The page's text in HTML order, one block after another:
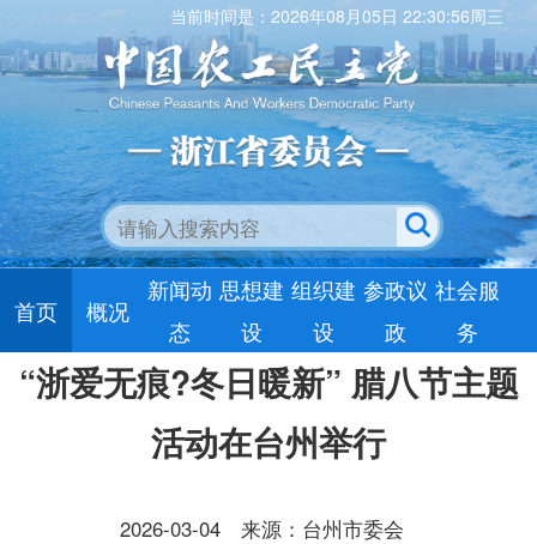
当前时间是：2026年08月05日 22:30:56周三
首页 概况
新闻动
态
思想建
设
组织建
设
参政议
政
社会服
务
“浙爱无痕?冬日暖新” 腊八节主题
活动在台州举行
2026-03-04 来源：台州市委会